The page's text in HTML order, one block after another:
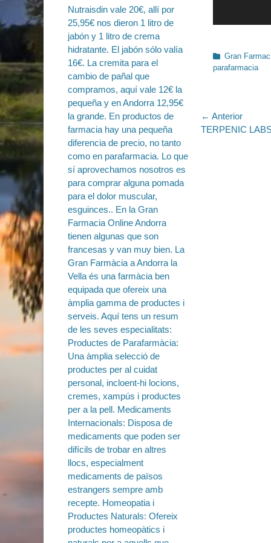
Categorías
Gran
parafarmacia
de
← Anterior
Entrada
TERPENIC